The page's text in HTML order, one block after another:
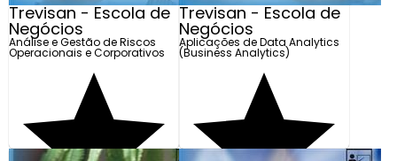
Trevisan - Escola de
Negócios
Análise e Gestão de Riscos
Operacionais e Corporativos
Trevisan - Escola de
Negócios
Aplicações de Data Analytics
(Business Analytics)